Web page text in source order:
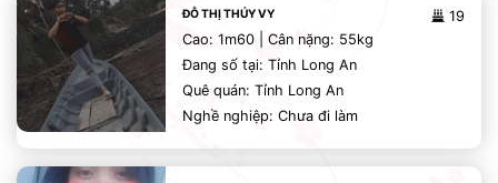
19
ĐỖ THỊ THÚY VY
Cao: 1m60 | Cân nặng: 55kg
Đang số tại: Tỉnh Long An
Quê quán: Tỉnh Long An
Nghề nghiệp: Chưa đi làm